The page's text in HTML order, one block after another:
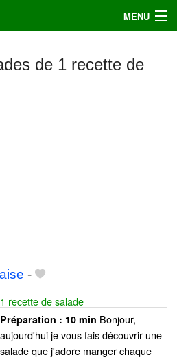
MENU
de 1 recette de
-
1 recette de salade
Préparation : 10 min Bonjour,
aujourd'hui je vous fais découvrir une
salade que j'adore manger chaque